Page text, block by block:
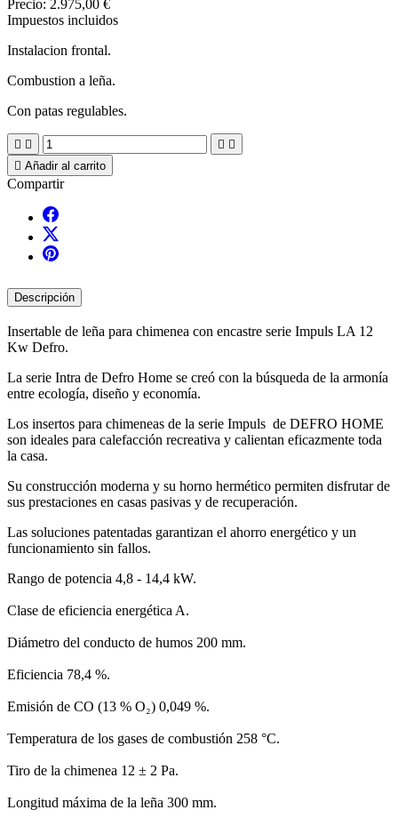
Precio: 2.975,00 €
Impuestos incluidos
Instalacion frontal.
Combustion a leña.
Con patas regulables.
   
 Añadir al carrito
Compartir
Descripción
Insertable de leña para chimenea con encastre serie Impuls LA 12
Kw Defro.
La serie Intra de Defro Home se creó con la búsqueda de la armonía
entre ecología, diseño y economía.
Los insertos para chimeneas de la serie Impuls de DEFRO HOME
son ideales para calefacción recreativa y calientan eficazmente toda
la casa.
Su construcción moderna y su horno hermético permiten disfrutar de
sus prestaciones en casas pasivas y de recuperación.
Las soluciones patentadas garantizan el ahorro energético y un
funcionamiento sin fallos.
Rango de potencia 4,8 - 14,4 kW.
Clase de eficiencia energética A.
Diámetro del conducto de humos 200 mm.
Eficiencia 78,4 %.
Emisión de CO (13 % O₂) 0,049 %.
Temperatura de los gases de combustión 258 °C.
Tiro de la chimenea 12 ± 2 Pa.
Longitud máxima de la leña 300 mm.